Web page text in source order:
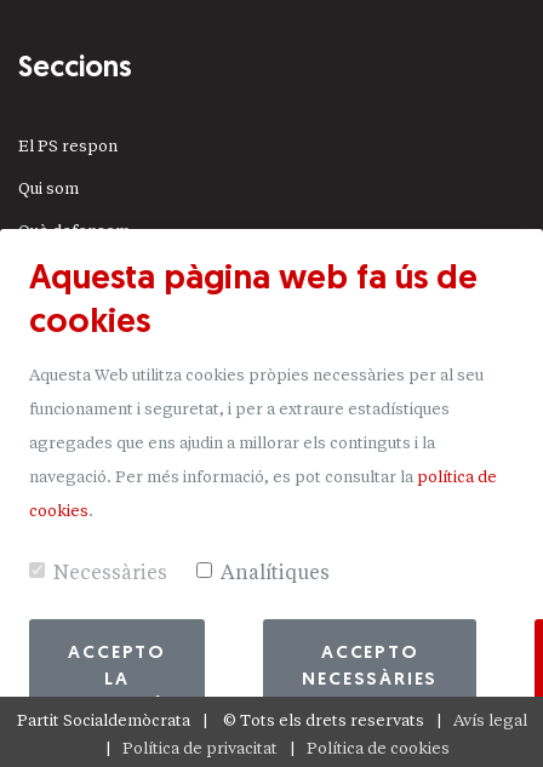
Seccions
El PS respon
Qui som
Què defensem
Actualitat
JSA
Uneix-t'hi
Donacions
Mapa del lloc
Aquesta pàgina web fa ús de
cookies
Aquesta Web utilitza cookies pròpies necessàries per al seu
funcionament i seguretat, i per a extraure estadístiques
agregades que ens ajudin a millorar els continguts i la
navegació. Per més informació, es pot consultar la política de
cookies.
Necessàries Analítiques
ACCEPTO
LA
ACCEPTO
NECESSÀRIES
Partit Socialdemòcrata © Tots els drets reservats
Avís legal
Política de privacitat
Política de cookies